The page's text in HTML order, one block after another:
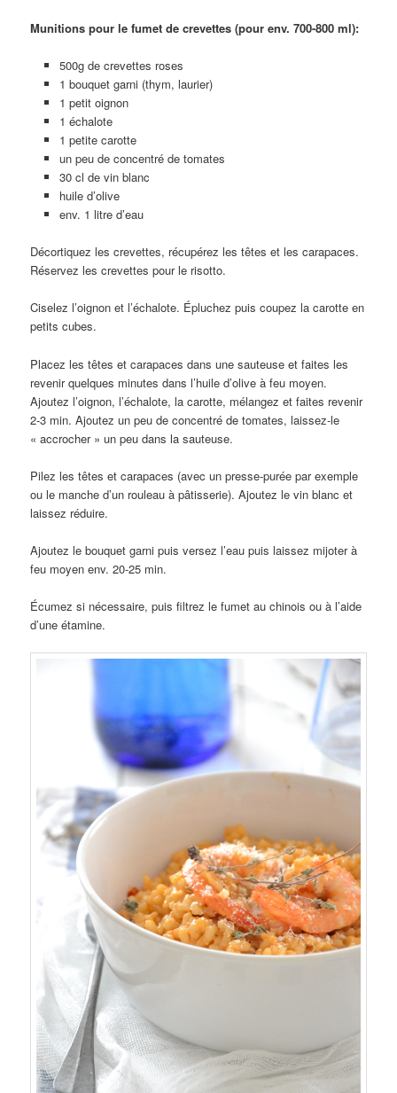
Munitions pour le fumet de crevettes (pour env. 700-800 ml):
500g de crevettes roses
1 bouquet garni (thym, laurier)
1 petit oignon
1 échalote
1 petite carotte
un peu de concentré de tomates
30 cl de vin blanc
huile d’olive
env. 1 litre d’eau
Décortiquez les crevettes, récupérez les têtes et les carapaces.
Réservez les crevettes pour le risotto.
Ciselez l’oignon et l’échalote. Épluchez puis coupez la carotte en
petits cubes.
Placez les têtes et carapaces dans une sauteuse et faites les
revenir quelques minutes dans l’huile d’olive à feu moyen.
Ajoutez l’oignon, l’échalote, la carotte, mélangez et faites revenir
2-3 min. Ajoutez un peu de concentré de tomates, laissez-le
« accrocher » un peu dans la sauteuse.
Pilez les têtes et carapaces (avec un presse-purée par exemple
ou le manche d’un rouleau à pâtisserie). Ajoutez le vin blanc et
laissez réduire.
Ajoutez le bouquet garni puis versez l’eau puis laissez mijoter à
feu moyen env. 20-25 min.
Écumez si nécessaire, puis filtrez le fumet au chinois ou à l’aide
d’une étamine.